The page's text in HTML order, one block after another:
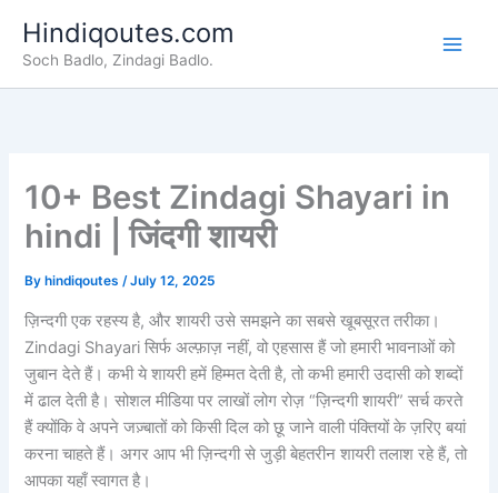
content
Hindiqoutes.com
Soch Badlo, Zindagi Badlo.
10+ Best Zindagi Shayari in
hindi​ | जिंदगी शायरी
By hindiqoutes/July 12, 2025
ज़िन्दगी एक रहस्य है, और शायरी उसे समझने का सबसे खूबसूरत तरीका।
Zindagi Shayari सिर्फ अल्फ़ाज़ नहीं, वो एहसास हैं जो हमारी भावनाओं को
जुबान देते हैं। कभी ये शायरी हमें हिम्मत देती है, तो कभी हमारी उदासी को शब्दों
में ढाल देती है। सोशल मीडिया पर लाखों लोग रोज़ “ज़िन्दगी शायरी” सर्च करते
हैं क्योंकि वे अपने जज़्बातों को किसी दिल को छू जाने वाली पंक्तियों के ज़रिए बयां
करना चाहते हैं। अगर आप भी ज़िन्दगी से जुड़ी बेहतरीन शायरी तलाश रहे हैं, तो
आपका यहाँ स्वागत है।